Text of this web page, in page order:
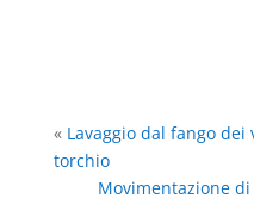
« Lavaggio dal fango dei
torchio
Movimentazione